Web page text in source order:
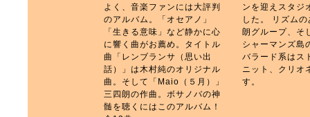
よく、音楽ファンには大評判
のアルバム。「オセアノ」
「生きる意味」など静かに心
に響く曲がお薦め。タイトル
曲「レンブランサ（思い出
話）」は木村純のオリジナル
曲。そして「Maio（５月）」
三四朗の作曲。ボサノバの神
髄を聴くにはこのアルバム！
ンを迎えスタジ
した。 リズム
朗グループ、そ
シャーマンズ島
バラード系はス
ニット、クリオ
す。